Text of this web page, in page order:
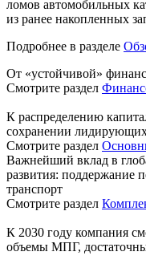
ломов автомобильных
из ранее накопленных
Подробнее в разделе
От «устойчивой»
Смотрите раздел
К распределению
сохранении лидирующих
Смотрите раздел
Важнейший вклад в
развития: поддержание
транспорт
Смотрите раздел
К 2030 году компания
объемы МПГ,